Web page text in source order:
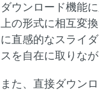
ダウンロード機能
上の形式に相互変
に直感的なスライ
スを自在に取りな
また、直接ダウン